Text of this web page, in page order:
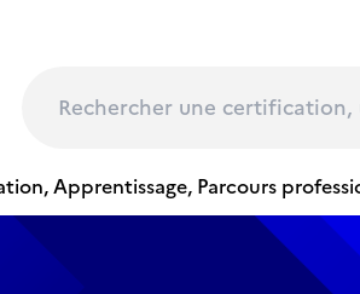
Apprentissage, Parcours